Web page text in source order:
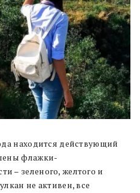
находится действующий
флажки-
– зеленого, желтого и
не активен, все